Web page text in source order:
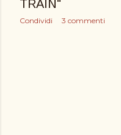
TRAIN"
Condividi 3 commenti